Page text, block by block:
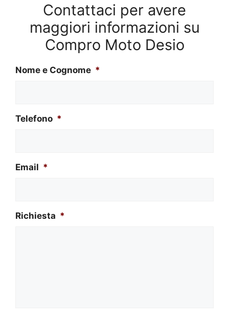
Contattaci per avere
maggiori informazioni su
Compro Moto Desio
Nome e Cognome *
Telefono *
Email *
Richiesta *